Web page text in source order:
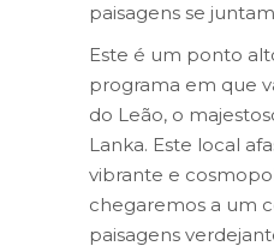
paisagens se
Este é um ponto
programa em que
do Leão, o
Lanka. Este local
vibrante e
chegaremos a um
paisagens